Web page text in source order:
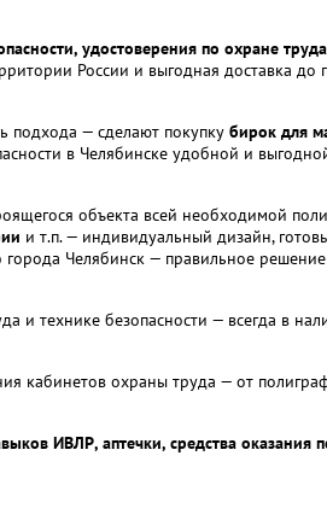
удостоверения по охране
России и выгодная доставка
подхода — сделают покупку бирок для
в Челябинске удобной и
объекта всей необходимой
и т.п. — индивидуальный дизайн,
Челябинск — правильное
и технике безопасности — всегда в
кабинетов охраны труда — от
ИВЛР, аптечки, средства оказания